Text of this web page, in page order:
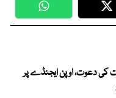
WhatsApp
کی دعوت، اوپن ایجنڈے پر